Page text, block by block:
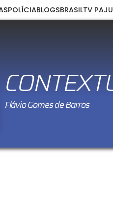
POLÍCIABLOGSBRASILTV